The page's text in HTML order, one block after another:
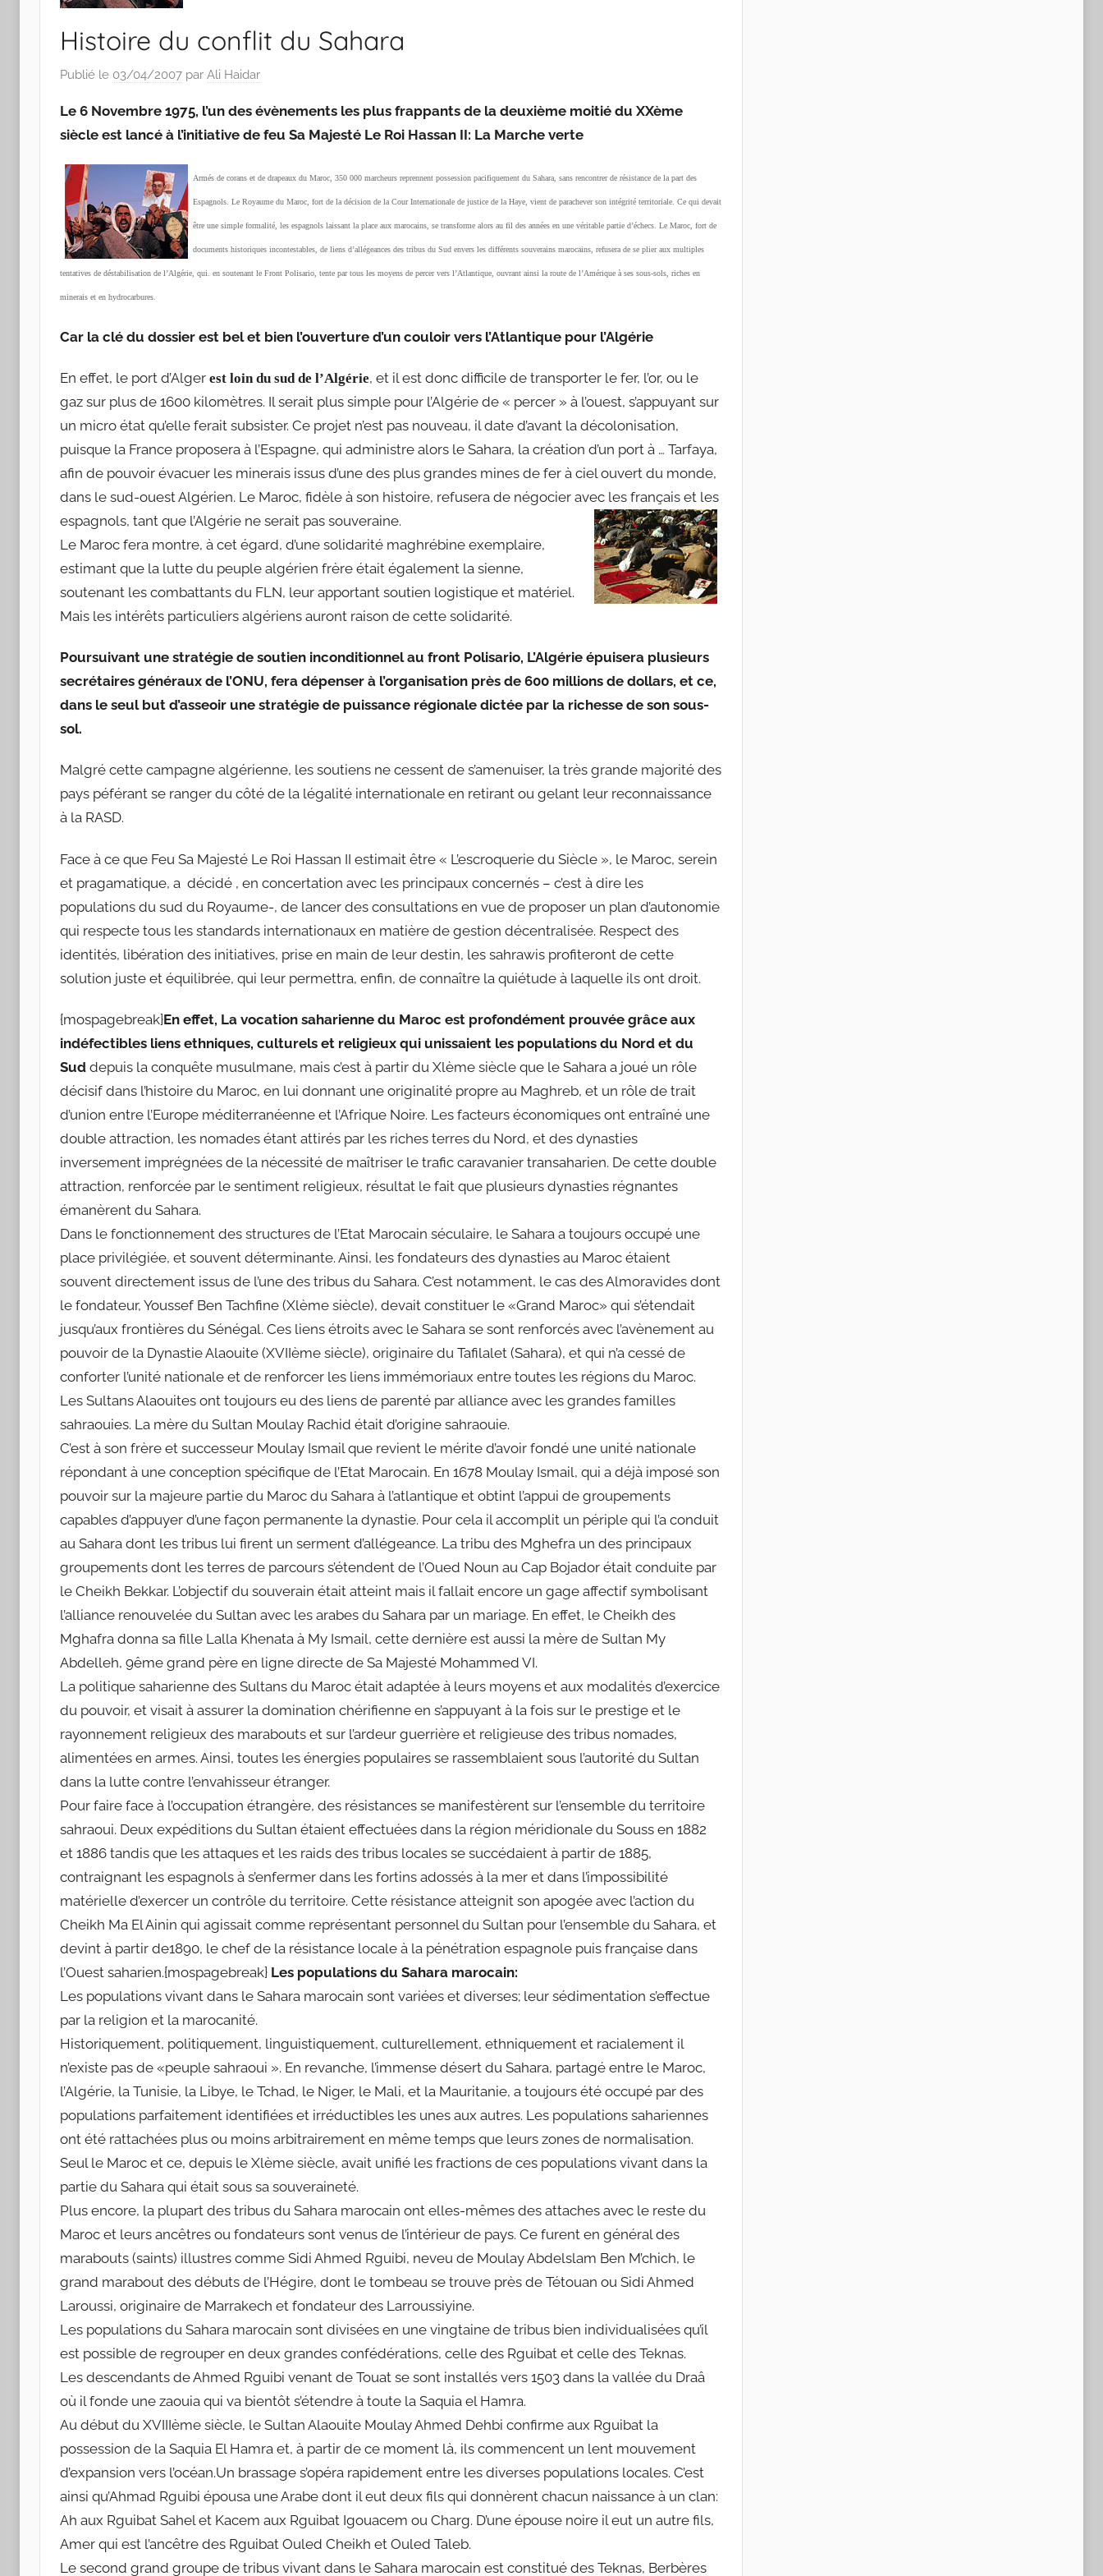
Histoire du conflit du Sahara
Publié le 03/04/2007 par Ali Haidar
Le 6 Novembre 1975, l’un des évènements les plus frappants de la deuxième moitié du XXème
siècle est lancé à l’initiative de feu Sa Majesté Le Roi Hassan II: La Marche verte
Armés de corans et de drapeaux du Maroc, 350 000 marcheurs reprennent possession pacifiquement du Sahara, sans rencontrer de résistance de la part des
Espagnols. Le Royaume du Maroc, fort de la décision de la Cour Internationale de justice de la Haye, vient de parachever son intégrité territoriale. Ce qui devait
être une simple formalité, les espagnols laissant la place aux marocains, se transforme alors au fil des années en une véritable partie d’échecs. Le Maroc, fort de
documents historiques incontestables, de liens d’allégeances des tribus du Sud envers les différents souverains marocains, refusera de se plier aux multiples
tentatives de déstabilisation de l’Algérie, qui. en soutenant le Front Polisario, tente par tous les moyens de percer vers l’Atlantique, ouvrant ainsi la route de l’Amérique à ses sous-sols, riches en
minerais et en hydrocarbures.
Car la clé du dossier est bel et bien l’ouverture d’un couloir vers l’Atlantique pour l’Algérie
En effet, le port d’Alger est loin du sud de l’Algérie, et il est donc difficile de transporter le fer, l’or, ou le
gaz sur plus de 1600 kilomètres. Il serait plus simple pour l’Algérie de « percer » à l’ouest, s’appuyant sur
un micro état qu’elle ferait subsister. Ce projet n’est pas nouveau, il date d’avant la décolonisation,
puisque la France proposera à l’Espagne, qui administre alors le Sahara, la création d’un port à … Tarfaya,
afin de pouvoir évacuer les minerais issus d’une des plus grandes mines de fer à ciel ouvert du monde,
dans le sud-ouest Algérien. Le Maroc, fidèle à son histoire, refusera de négocier avec les français et les
espagnols, tant que l’Algérie ne serait pas souveraine.
Le Maroc fera montre, à cet égard, d’une solidarité maghrébine exemplaire,
estimant que la lutte du peuple algérien frère était également la sienne,
soutenant les combattants du FLN, leur apportant soutien logistique et matériel.
Mais les intérêts particuliers algériens auront raison de cette solidarité.
Poursuivant une stratégie de soutien inconditionnel au front Polisario, L’Algérie épuisera plusieurs
secrétaires généraux de l’ONU, fera dépenser à l’organisation près de 600 millions de dollars, et ce,
dans le seul but d’asseoir une stratégie de puissance régionale dictée par la richesse de son sous-
sol.
Malgré cette campagne algérienne, les soutiens ne cessent de s’amenuiser, la très grande majorité des
pays péférant se ranger du côté de la légalité internationale en retirant ou gelant leur reconnaissance
à la RASD.
Face à ce que Feu Sa Majesté Le Roi Hassan II estimait être « L’escroquerie du Siècle », le Maroc, serein
et pragamatique, a décidé , en concertation avec les principaux concernés – c’est à dire les
populations du sud du Royaume-, de lancer des consultations en vue de proposer un plan d’autonomie
qui respecte tous les standards internationaux en matière de gestion décentralisée. Respect des
identités, libération des initiatives, prise en main de leur destin, les sahrawis profiteront de cette
solution juste et équilibrée, qui leur permettra, enfin, de connaître la quiétude à laquelle ils ont droit.
{mospagebreak}En effet, La vocation saharienne du Maroc est profondément prouvée grâce aux
indéfectibles liens ethniques, culturels et religieux qui unissaient les populations du Nord et du
Sud depuis la conquête musulmane, mais c’est à partir du Xlème siècle que le Sahara a joué un rôle
décisif dans l’histoire du Maroc, en lui donnant une originalité propre au Maghreb, et un rôle de trait
d’union entre l’Europe méditerranéenne et l’Afrique Noire. Les facteurs économiques ont entraîné une
double attraction, les nomades étant attirés par les riches terres du Nord, et des dynasties
inversement imprégnées de la nécessité de maîtriser le trafic caravanier transaharien. De cette double
attraction, renforcée par le sentiment religieux, résultat le fait que plusieurs dynasties régnantes
émanèrent du Sahara.
Dans le fonctionnement des structures de l’Etat Marocain séculaire, le Sahara a toujours occupé une
place privilégiée, et souvent déterminante. Ainsi, les fondateurs des dynasties au Maroc étaient
souvent directement issus de l’une des tribus du Sahara. C’est notamment, le cas des Almoravides dont
le fondateur, Youssef Ben Tachfine (Xlème siècle), devait constituer le «Grand Maroc» qui s’étendait
jusqu’aux frontières du Sénégal. Ces liens étroits avec le Sahara se sont renforcés avec l’avènement au
pouvoir de la Dynastie Alaouite (XVIIème siècle), originaire du Tafilalet (Sahara), et qui n’a cessé de
conforter l’unité nationale et de renforcer les liens immémoriaux entre toutes les régions du Maroc.
Les Sultans Alaouites ont toujours eu des liens de parenté par alliance avec les grandes familles
sahraouies. La mère du Sultan Moulay Rachid était d’origine sahraouie.
C’est à son frère et successeur Moulay Ismail que revient le mérite d’avoir fondé une unité nationale
répondant à une conception spécifique de l’Etat Marocain. En 1678 Moulay Ismail, qui a déjà imposé son
pouvoir sur la majeure partie du Maroc du Sahara à l’atlantique et obtint l’appui de groupements
capables d’appuyer d’une façon permanente la dynastie. Pour cela il accomplit un périple qui l’a conduit
au Sahara dont les tribus lui firent un serment d’allégeance. La tribu des Mghefra un des principaux
groupements dont les terres de parcours s’étendent de l’Oued Noun au Cap Bojador était conduite par
le Cheikh Bekkar. L’objectif du souverain était atteint mais il fallait encore un gage affectif symbolisant
l’alliance renouvelée du Sultan avec les arabes du Sahara par un mariage. En effet, le Cheikh des
Mghafra donna sa fille Lalla Khenata à My Ismail, cette dernière est aussi la mère de Sultan My
Abdelleh, 9ême grand père en ligne directe de Sa Majesté Mohammed VI.
La politique saharienne des Sultans du Maroc était adaptée à leurs moyens et aux modalités d’exercice
du pouvoir, et visait à assurer la domination chérifienne en s’appuyant à la fois sur le prestige et le
rayonnement religieux des marabouts et sur l’ardeur guerrière et religieuse des tribus nomades,
alimentées en armes. Ainsi, toutes les énergies populaires se rassemblaient sous l’autorité du Sultan
dans la lutte contre l’envahisseur étranger.
Pour faire face à l’occupation étrangère, des résistances se manifestèrent sur l’ensemble du territoire
sahraoui. Deux expéditions du Sultan étaient effectuées dans la région méridionale du Souss en 1882
et 1886 tandis que les attaques et les raids des tribus locales se succédaient à partir de 1885,
contraignant les espagnols à s’enfermer dans les fortins adossés à la mer et dans l’impossibilité
matérielle d’exercer un contrôle du territoire. Cette résistance atteignit son apogée avec l’action du
Cheikh Ma El Ainin qui agissait comme représentant personnel du Sultan pour l’ensemble du Sahara, et
devint à partir de1890, le chef de la résistance locale à la pénétration espagnole puis française dans
l’Ouest saharien.{mospagebreak} Les populations du Sahara marocain:
Les populations vivant dans le Sahara marocain sont variées et diverses; leur sédimentation s’effectue
par la religion et la marocanité.
Historiquement, politiquement, linguistiquement, culturellement, ethniquement et racialement il
n’existe pas de «peuple sahraoui ». En revanche, l’immense désert du Sahara, partagé entre le Maroc,
l’Algérie, la Tunisie, la Libye, le Tchad, le Niger, le Mali, et la Mauritanie, a toujours été occupé par des
populations parfaitement identifiées et irréductibles les unes aux autres. Les populations sahariennes
ont été rattachées plus ou moins arbitrairement en même temps que leurs zones de normalisation.
Seul le Maroc et ce, depuis le Xlème siècle, avait unifié les fractions de ces populations vivant dans la
partie du Sahara qui était sous sa souveraineté.
Plus encore, la plupart des tribus du Sahara marocain ont elles-mêmes des attaches avec le reste du
Maroc et leurs ancêtres ou fondateurs sont venus de l’intérieur de pays. Ce furent en général des
marabouts (saints) illustres comme Sidi Ahmed Rguibi, neveu de Moulay Abdelslam Ben M’chich, le
grand marabout des débuts de l’Hégire, dont le tombeau se trouve près de Tétouan ou Sidi Ahmed
Laroussi, originaire de Marrakech et fondateur des Larroussiyine.
Les populations du Sahara marocain sont divisées en une vingtaine de tribus bien individualisées qu’il
est possible de regrouper en deux grandes confédérations, celle des Rguibat et celle des Teknas.
Les descendants de Ahmed Rguibi venant de Touat se sont installés vers 1503 dans la vallée du Draâ
où il fonde une zaouia qui va bientôt s’étendre à toute la Saquia el Hamra.
Au début du XVIIIème siècle, le Sultan Alaouite Moulay Ahmed Dehbi confirme aux Rguibat la
possession de la Saquia El Hamra et, à partir de ce moment là, ils commencent un lent mouvement
d’expansion vers l’océan.Un brassage s’opéra rapidement entre les diverses populations locales. C’est
ainsi qu’Ahmad Rguibi épousa une Arabe dont il eut deux fils qui donnèrent chacun naissance à un clan:
Ah aux Rguibat Sahel et Kacem aux Rguibat Igouacem ou Charg. D’une épouse noire il eut un autre fils,
Amer qui est l’ancêtre des Rguibat Ouled Cheikh et Ouled Taleb.
Le second grand groupe de tribus vivant dans le Sahara marocain est constitué des Teknas, Berbères